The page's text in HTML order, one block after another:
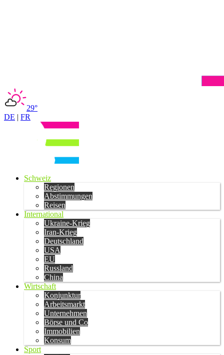
29°
DE | FR
Schweiz
Regionen
Abstimmungen
Reisen
International
Ukraine-Krieg
Iran-Krieg
Deutschland
USA
EU
Russland
China
Wirtschaft
Konjunktur
Arbeitsmarkt
Unternehmen
Börse und Co
Immobilien
Konsum
Sport